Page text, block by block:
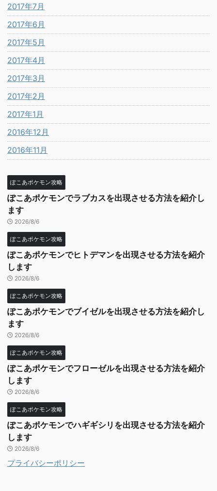
2017年7月
2017年6月
2017年5月
2017年4月
2017年3月
2017年2月
2017年1月
2016年12月
2016年11月
ぽこあポケモン攻略
ぽこあポケモンでラブカスを出現させる方法を紹介し
ます
2026/8/6
ぽこあポケモン攻略
ぽこあポケモンでヒトデマンを出現させる方法を紹介
します
2026/8/6
ぽこあポケモン攻略
ぽこあポケモンでブイゼルを出現させる方法を紹介し
ます
2026/8/6
ぽこあポケモン攻略
ぽこあポケモンでフローゼルを出現させる方法を紹介
します
2026/8/6
ぽこあポケモン攻略
ぽこあポケモンでハギギシリを出現させる方法を紹介
します
2026/8/6
プライバシーポリシー